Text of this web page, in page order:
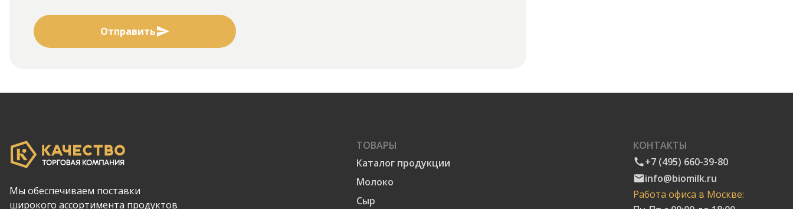
Отправить
Мы обеспечиваем поставки
широкого ассортимента продуктов
ТОВАРЫ
Каталог продукции
Молоко
Сыр
КОНТАКТЫ
+7 (495) 660-39-80
info@biomilk.ru
Работа офиса в Москве: